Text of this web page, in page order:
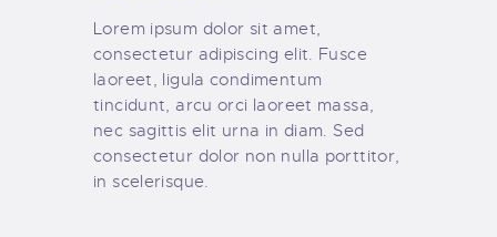
Lorem ipsum dolor sit amet,
consectetur adipiscing elit. Fusce
laoreet, ligula condimentum
tincidunt, arcu orci laoreet massa,
nec sagittis elit urna in diam. Sed
consectetur dolor non nulla porttitor,
in scelerisque.